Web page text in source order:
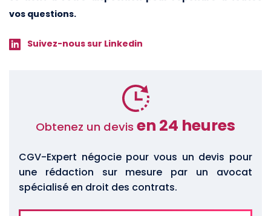
vos questions.
Suivez-nous sur Linkedin
Obtenez un devis en 24 heures
CGV-Expert négocie pour vous un devis pour
une rédaction sur mesure par un avocat
spécialisé en droit des contrats.